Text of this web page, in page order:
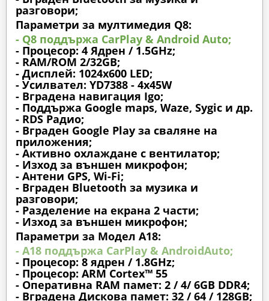
разговори;
Параметри за мултимедия Q8:
- Q8 поддържа CarPlay & Android Auto;
- Процесор: 4 Ядрен / 1.5GHz;
- RAM/ROM 2/32GB;
- Дисплей: 1024х600 LED;
- Усилвател: YD7388 - 4x45W
- Вградена навигация Igo;
- Поддържа Google maps, Waze, Sygic и др.
- RDS Радио;
- Вграден Google Play за сваляне на
приложения;
- Активно охлаждане с вентилатор;
- Изход за външен микрофон;
- Антени GPS, Wi-Fi;
- Вграден Bluetooth за музика и
разговори;
- Разделение на екрана 2 части;
- Изход за външен микрофон;
Параметри за Модел A18:
- A18 поддържа CarPlay & AndroidAuto;
- Процесор: 8 ядрен / 1.8GHz;
- Процесор: ARM Cortex™ 55
- Оперативна RAM памет: 2 / 4/ 6GB DDR4;
- Вградена Дискова памет: 32 / 64 / 128GB;